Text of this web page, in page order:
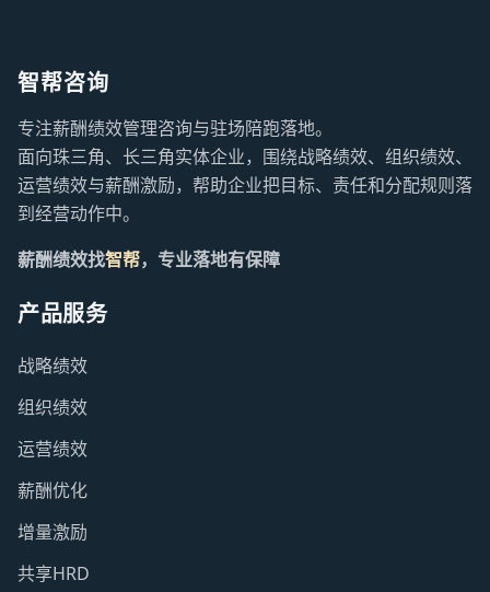
智帮咨询
专注薪酬绩效管理咨询与驻场陪跑落地。
面向珠三角、长三角实体企业，围绕战略绩效、组织绩效、
运营绩效与薪酬激励，帮助企业把目标、责任和分配规则落
到经营动作中。
薪酬绩效找智帮，专业落地有保障
产品服务
战略绩效
组织绩效
运营绩效
薪酬优化
增量激励
共享HRD